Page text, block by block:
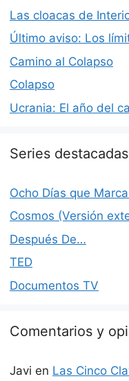
Las cloacas de
Último aviso: Los
Camino al Colapso
Colapso
Ucrania: El año del
Series destacadas
Ocho Días que
Cosmos (Versión
Después De…
TED
Documentos TV
Comentarios y
Javi en Las Cinco